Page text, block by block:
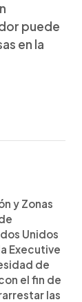
puede
en la
y Zonas
Unidos
Executive
de
el fin de
las